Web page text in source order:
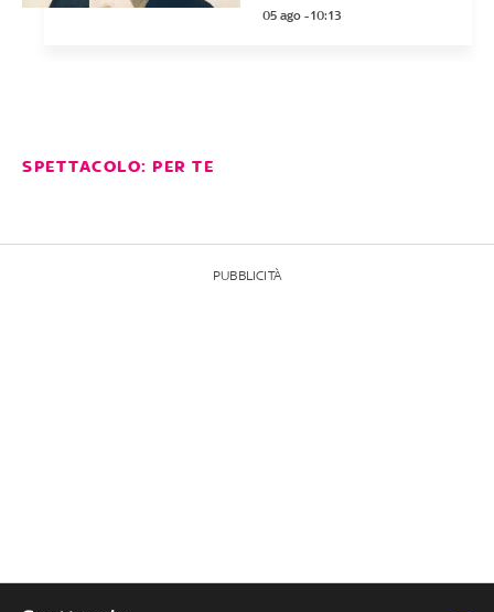
05 ago - 10:13
SPETTACOLO: PER TE
PUBBLICITÀ